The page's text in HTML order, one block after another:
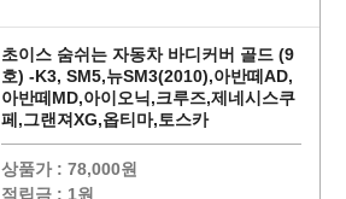
초이스 숨쉬는 자동차 바디커버 골드 (9
호) -K3, SM5,뉴SM3(2010),아반떼AD,
아반떼MD,아이오닉,크루즈,제네시스쿠
페,그랜져XG,옵티마,토스카
상품가 : 78,000원
적립금 : 1원